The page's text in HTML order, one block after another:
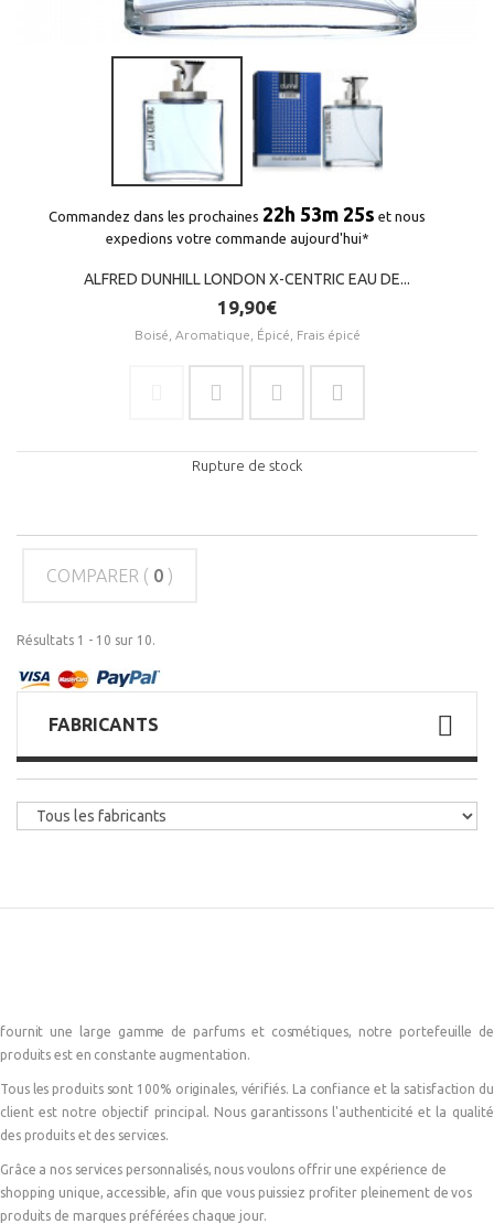
Commandez dans les prochaines 22h 53m 25s et nous
expedions votre commande aujourd'hui*
ALFRED DUNHILL LONDON X-CENTRIC EAU DE...
19,90€
Boisé, Aromatique, Épicé, Frais épicé
Rupture de stock
COMPARER ( 0 )
Résultats 1 - 10 sur 10.
FABRICANTS
fournit une large gamme de parfums et cosmétiques, notre portefeuille de
produits est en constante augmentation.
Tous les produits sont 100% originales, vérifiés. La confiance et la satisfaction du
client est notre objectif principal. Nous garantissons l'authenticité et la qualité
des produits et des services.
Grâce a nos services personnalisés, nous voulons offrir une expérience de
shopping unique, accessible, afin que vous puissiez profiter pleinement de vos
produits de marques préférées chaque jour.